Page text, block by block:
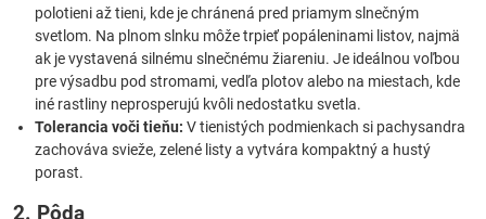
polotieni až tieni, kde je chránená pred priamym slnečným
svetlom. Na plnom slnku môže trpieť popáleninami listov, najmä
ak je vystavená silnému slnečnému žiareniu. Je ideálnou voľbou
pre výsadbu pod stromami, vedľa plotov alebo na miestach, kde
iné rastliny neprosperujú kvôli nedostatku svetla.
Tolerancia voči tieňu: V tienistých podmienkach si pachysandra
zachováva svieže, zelené listy a vytvára kompaktný a hustý
porast.
2. Pôda